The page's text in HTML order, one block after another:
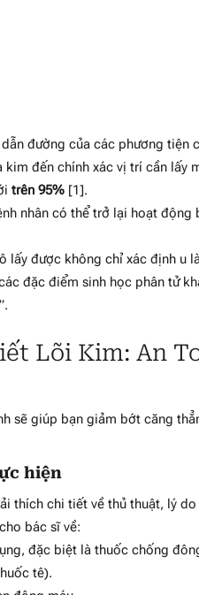
dẫn đường của các phương tiện
kim đến chính xác vị trí cần lấy
trên 95% [1].
nhân có thể trở lại hoạt
lấy được không chỉ xác định u
đặc điểm sinh học phân tử
Lõi Kim: An
sẽ giúp bạn giảm bớt căng
hiện
thích chi tiết về thủ thuật, lý
bác sĩ về:
đặc biệt là thuốc chống
tê).